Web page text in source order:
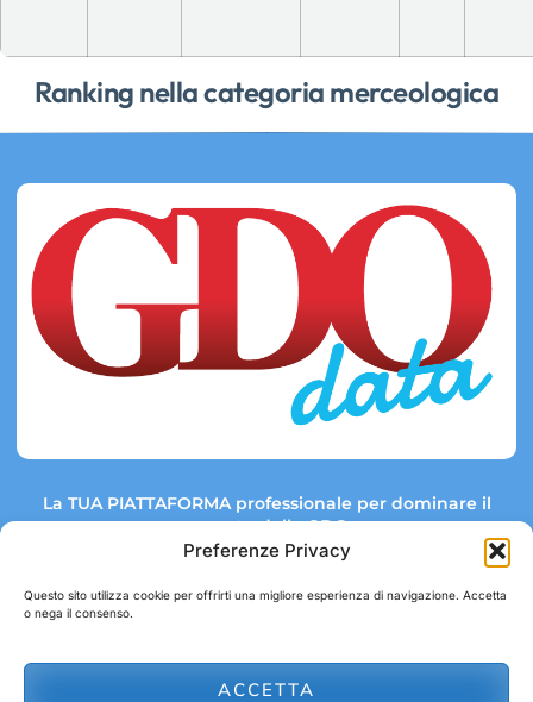
Preferenze Privacy
Questo sito utilizza cookie per offrirti una migliore esperienza di navigazione. Accetta
o nega il consenso.
ACCETTA
Ranking nella categoria merceologica
La TUA PIATTAFORMA professionale per dominare il
mercato della GDO.
Link rapidi: